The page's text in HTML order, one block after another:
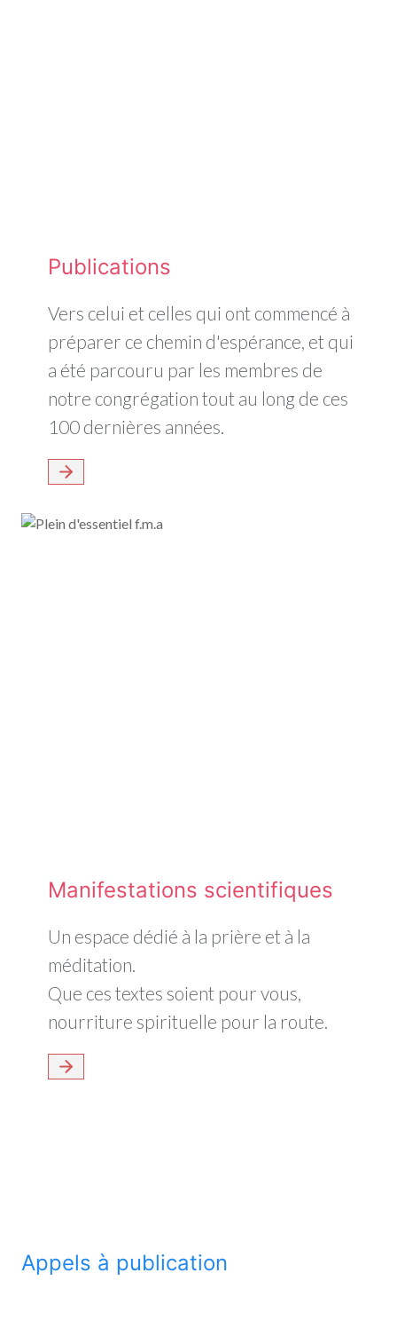
Publications
Vers celui et celles qui ont commencé à
préparer ce chemin d'espérance, et qui
a été parcouru par les membres de
notre congrégation tout au long de ces
100 dernières années.
Manifestations scientifiques
Un espace dédié à la prière et à la
méditation.
Que ces textes soient pour vous,
nourriture spirituelle pour la route.
Appels à publication